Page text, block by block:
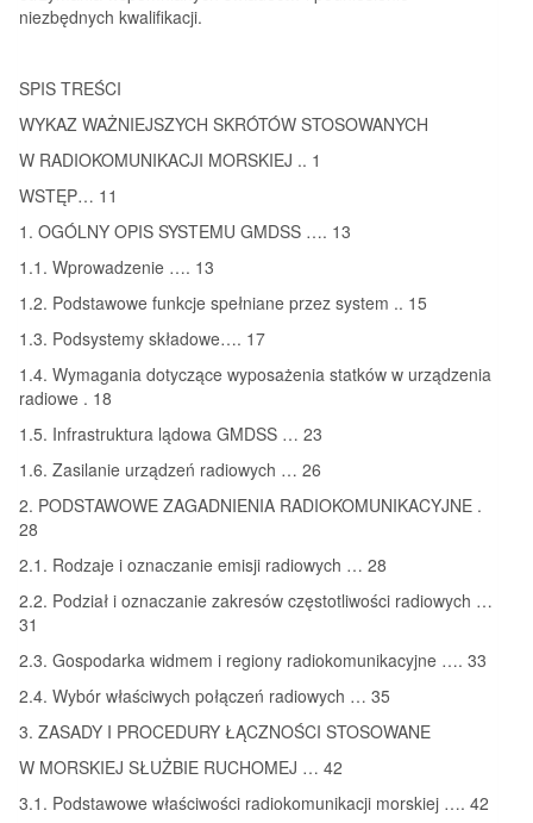
niezbędnych kwalifikacji.
SPIS TREŚCI
WYKAZ WAŻNIEJSZYCH SKRÓTÓW STOSOWANYCH
W RADIOKOMUNIKACJI MORSKIEJ .. 1
WSTĘP… 11
1. OGÓLNY OPIS SYSTEMU GMDSS …. 13
1.1. Wprowadzenie …. 13
1.2. Podstawowe funkcje spełniane przez system .. 15
1.3. Podsystemy składowe…. 17
1.4. Wymagania dotyczące wyposażenia statków w urządzenia
radiowe . 18
1.5. Infrastruktura lądowa GMDSS … 23
1.6. Zasilanie urządzeń radiowych … 26
2. PODSTAWOWE ZAGADNIENIA RADIOKOMUNIKACYJNE .
28
2.1. Rodzaje i oznaczanie emisji radiowych … 28
2.2. Podział i oznaczanie zakresów częstotliwości radiowych …
31
2.3. Gospodarka widmem i regiony radiokomunikacyjne …. 33
2.4. Wybór właściwych połączeń radiowych … 35
3. ZASADY I PROCEDURY ŁĄCZNOŚCI STOSOWANE
W MORSKIEJ SŁUŻBIE RUCHOMEJ … 42
3.1. Podstawowe właściwości radiokomunikacji morskiej …. 42